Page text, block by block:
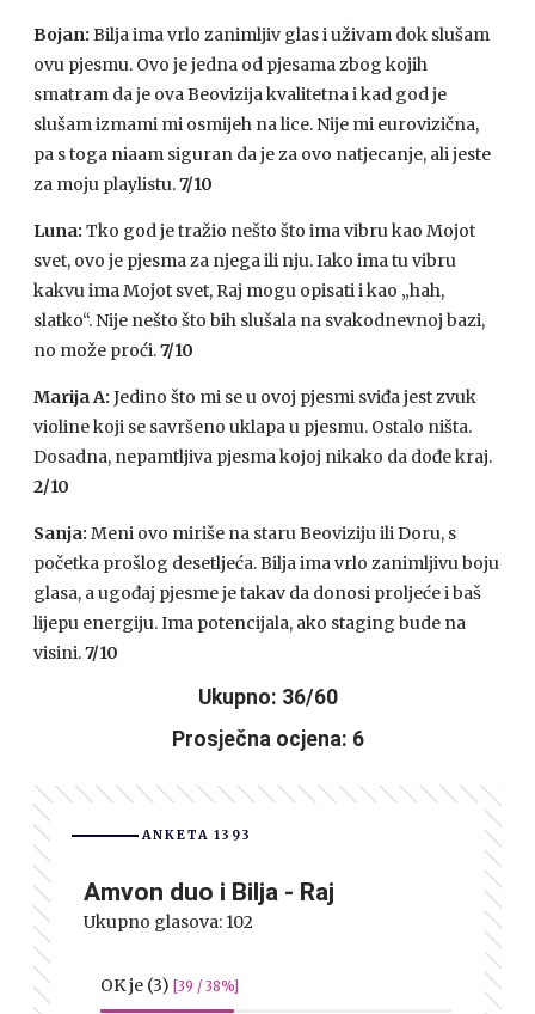
Bojan: Bilja ima vrlo zanimljiv glas i uživam dok slušam
ovu pjesmu. Ovo je jedna od pjesama zbog kojih
smatram da je ova Beovizija kvalitetna i kad god je
slušam izmami mi osmijeh na lice. Nije mi eurovizična,
pa s toga niaam siguran da je za ovo natjecanje, ali jeste
za moju playlistu.7/10
Luna: Tko god je tražio nešto što ima vibru kao Mojot
svet, ovo je pjesma za njega ili nju. Iako ima tu vibru
kakvu ima Mojot svet, Raj mogu opisati i kao „hah,
slatko“. Nije nešto što bih slušala na svakodnevnoj bazi,
no može proći.7/10
Marija A: Jedino što mi se u ovoj pjesmi sviđa jest zvuk
violine koji se savršeno uklapa u pjesmu. Ostalo ništa.
Dosadna, nepamtljiva pjesma kojoj nikako da dođe kraj.
2/10
Sanja: Meni ovo miriše na staru Beoviziju ili Doru, s
početka prošlog desetljeća. Bilja ima vrlo zanimljivu boju
glasa, a ugođaj pjesme je takav da donosi proljeće i baš
lijepu energiju. Ima potencijala, ako staging bude na
visini.7/10
Ukupno: 36/60
Prosječna ocjena: 6
ANKETA 1393
Amvon duo i Bilja - Raj
Ukupno glasova: 102
OK je (3) [39 / 38%]